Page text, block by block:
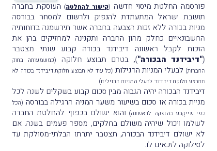
פורסמה החלטת מיסוי חדשה (קישור להחלטה) העוסקת בחברה
תושבת ישראל המתעתדת להנפיק ולרשום למסחר בבורסה
מניות בכורה ללא זכות הצבעה בחברה אשר תירשמנה בדוחותיה
החשבונאיים כחלק מהון החברה ותקנינה למחזיקים בהן את
הזכות לקבל ראשונה דיבידנד בכורה קבוע שנתי מצטבר
("דיבידנד הבכורה"), בטרם תבוצע חלוקה
(כמשמעותה בחוק
החברות) לבעלי המניות הרגילות (כל עוד לא תבוצע חלוקת דיבידנד בכורה לא
תתבצע חלוקת דיבידנד לבעלי המניות הרגילים).
דיבידנד הבכורה יהיה הגבוה מבּין סכום קבוע בשקלים לשנה לכל
מניית בכורה או סכום בשיעור משער המניה הרגילה בבורסה (הכל
כפי שייקָבע בהנפקה לראשונה) והוא ישולם בכפוף להחלטת החברה
לשלמו ויכול שיהיה משולם בחלקים, מספר פעמים בשנה. אם
לא ישולם דיבידנד הבכורה, תצטבר יתרתו הבלתי-מסולקת עד
לסילוקה לזכאים לו.